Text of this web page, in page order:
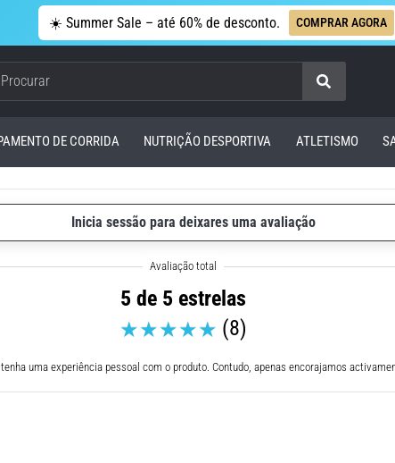
☀️ Summer Sale – até 60% de desconto. COMPRAR AGORA
Procurar
DE CORRIDA NUTRIÇÃO DESPORTIVA ATLETISMO
Inicia sessão para deixares uma avaliação
5 de 5 estrelas
(8)
uma experiência pessoal com o produto. Contudo, apenas encorajamos